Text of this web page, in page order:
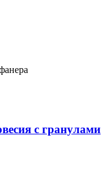
с гранулами